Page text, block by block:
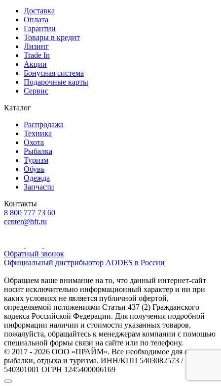
Доставка
Оплата
Гарантии
Товары в кредит
Лизинг
Trade In
Акции
Бонусная система
Подарочные карты
Сервис
Каталог
Распродажа
Техника
Охота
Рыбалка
Туризм
Обувь
Одежда
Запчасти
Контакты
8 800 777 73 60
center@hft.ru
Обратный звонок
Официальный дистрибьютор AODES в России
Обращаем ваше внимание на то, что данный интернет-сайт
носит исключительно информационный характер и ни при
каких условиях не является публичной офертой,
определяемой положениями Статьи 437 (2) Гражданского
кодекса Российской Федерации. Для получения подробной
информации наличии и стоимости указанных товаров,
пожалуйста, обращайтесь к менеджерам компании с помощью
специальной формы связи на сайте или по телефону.
© 2017 - 2026 ООО «ПРАЙМ». Все необходимое для охоты и
рыбалки, отдыха и туризма. ИНН/КПП 5403082573 /
540301001 ОГРН 1245400006169